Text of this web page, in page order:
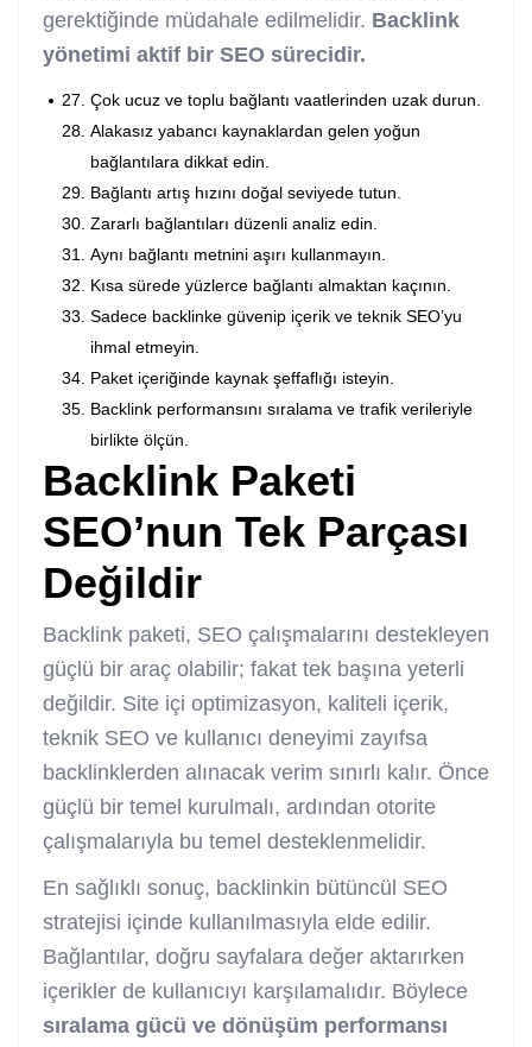
gerektiğinde müdahale edilmelidir. Backlink
yönetimi aktif bir SEO sürecidir.
Çok ucuz ve toplu bağlantı vaatlerinden uzak durun.
Alakasız yabancı kaynaklardan gelen yoğun
bağlantılara dikkat edin.
Bağlantı artış hızını doğal seviyede tutun.
Zararlı bağlantıları düzenli analiz edin.
Aynı bağlantı metnini aşırı kullanmayın.
Kısa sürede yüzlerce bağlantı almaktan kaçının.
Sadece backlinke güvenip içerik ve teknik SEO’yu
ihmal etmeyin.
Paket içeriğinde kaynak şeffaflığı isteyin.
Backlink performansını sıralama ve trafik verileriyle
birlikte ölçün.
Backlink Paketi
SEO’nun Tek Parçası
Değildir
Backlink paketi, SEO çalışmalarını destekleyen
güçlü bir araç olabilir; fakat tek başına yeterli
değildir. Site içi optimizasyon, kaliteli içerik,
teknik SEO ve kullanıcı deneyimi zayıfsa
backlinklerden alınacak verim sınırlı kalır. Önce
güçlü bir temel kurulmalı, ardından otorite
çalışmalarıyla bu temel desteklenmelidir.
En sağlıklı sonuç, backlinkin bütüncül SEO
stratejisi içinde kullanılmasıyla elde edilir.
Bağlantılar, doğru sayfalara değer aktarırken
içerikler de kullanıcıyı karşılamalıdır. Böylece
sıralama gücü ve dönüşüm performansı